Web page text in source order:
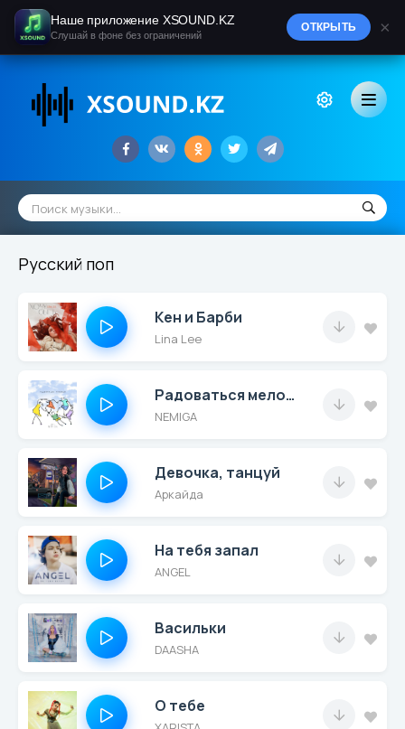
Русский поп
Кен и Барби
Lina Lee
Радоваться мелочам
NEMIGA
Девочка, танцуй
Аркайда
На тебя запал
ANGEL
Васильки
DAASHA
О тебе
Наше приложение XSOUND.KZ
Слушай в фоне без ограничений
ОТКРЫТЬ ×